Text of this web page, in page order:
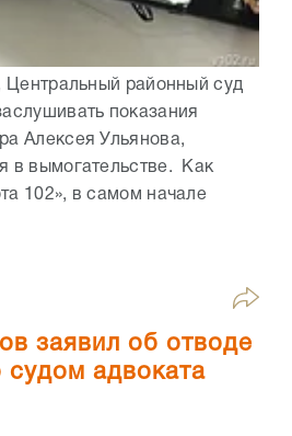
Центральный районный суд
показания
Алексея Ульянова,
в вымогательстве. Как
102», в самом начале
заявил об отводе
судом адвоката